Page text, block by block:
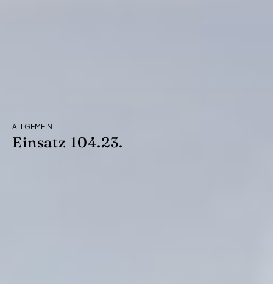
ALLGEMEIN
Einsatz 104.23.